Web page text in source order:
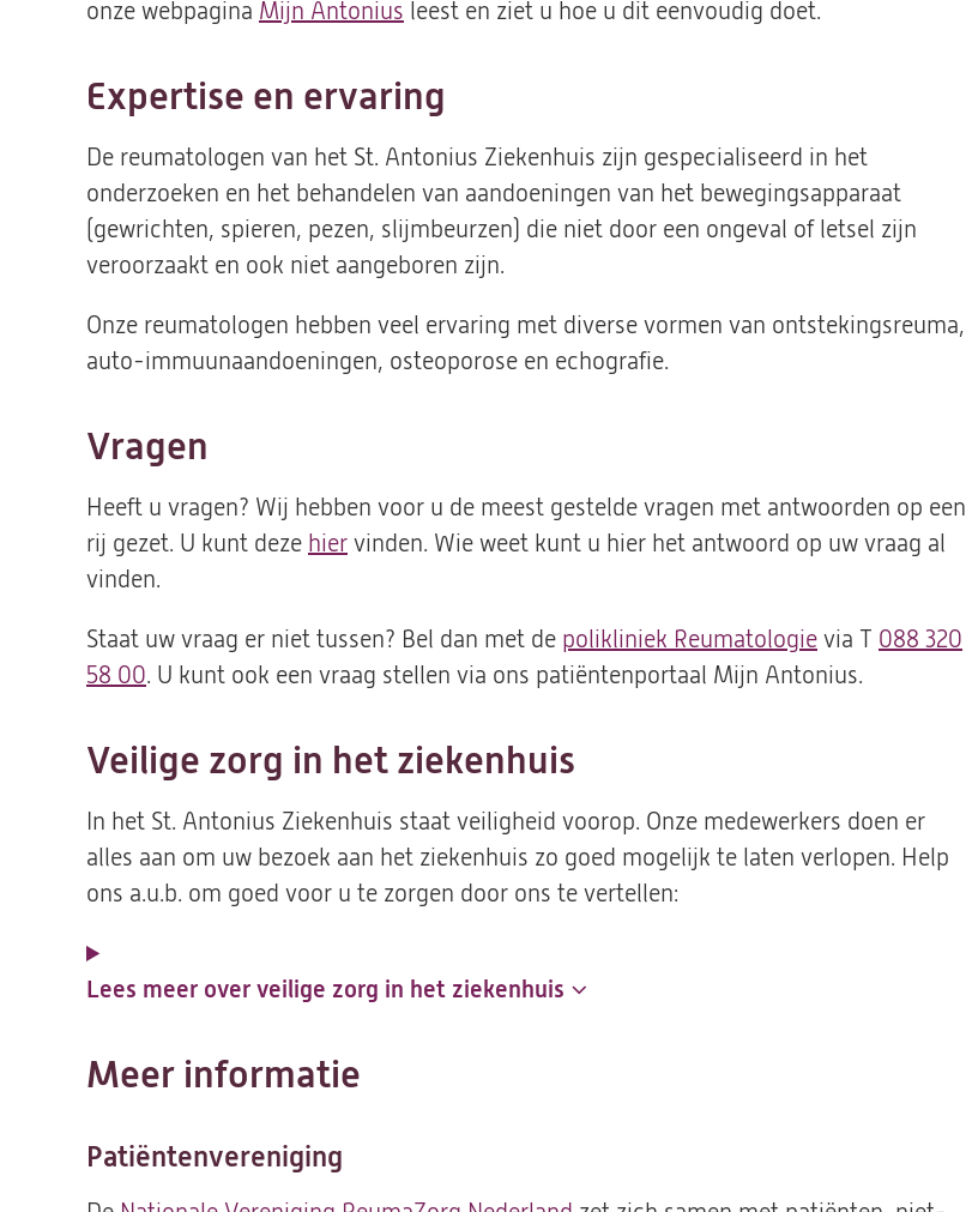
onze webpagina Mijn Antonius leest en ziet u hoe u dit eenvoudig doet.
Expertise en ervaring
De reumatologen van het St. Antonius Ziekenhuis zijn gespecialiseerd in het
onderzoeken en het behandelen van aandoeningen van het bewegingsapparaat
(gewrichten, spieren, pezen, slijmbeurzen) die niet door een ongeval of letsel zijn
veroorzaakt en ook niet aangeboren zijn.
Onze reumatologen hebben veel ervaring met diverse vormen van ontstekingsreuma,
auto-immuunaandoeningen, osteoporose en echografie.
Vragen
Heeft u vragen? Wij hebben voor u de meest gestelde vragen met antwoorden op een
rij gezet. U kunt deze hier vinden. Wie weet kunt u hier het antwoord op uw vraag al
vinden.
Staat uw vraag er niet tussen? Bel dan met de polikliniek Reumatologie via T 088 320
58 00. U kunt ook een vraag stellen via ons patiëntenportaal Mijn Antonius.
Veilige zorg in het ziekenhuis
In het St. Antonius Ziekenhuis staat veiligheid voorop. Onze medewerkers doen er
alles aan om uw bezoek aan het ziekenhuis zo goed mogelijk te laten verlopen. Help
ons a.u.b. om goed voor u te zorgen door ons te vertellen:
Lees meer over veilige zorg in het ziekenhuis
Meer informatie
Patiëntenvereniging